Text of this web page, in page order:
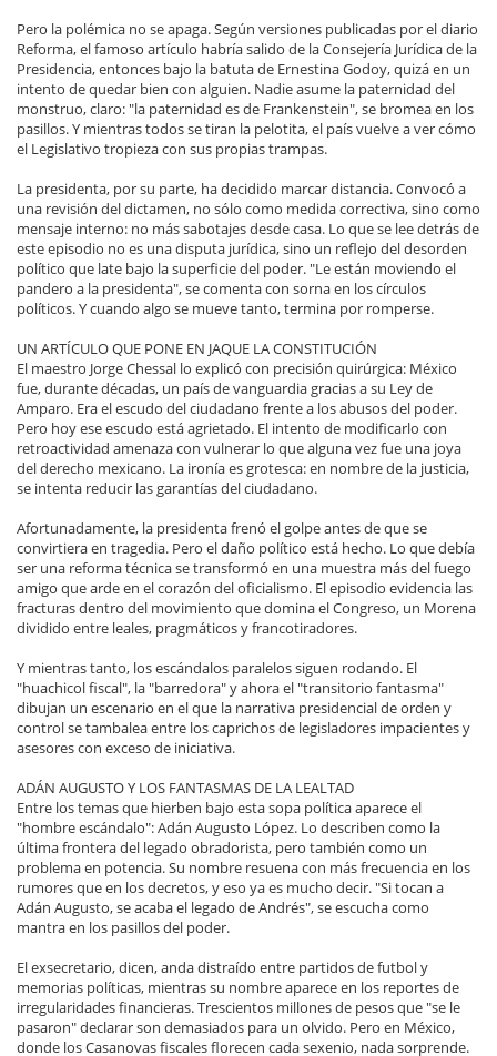
Pero la polémica no se apaga. Según versiones publicadas por el diario
Reforma, el famoso artículo habría salido de la Consejería Jurídica de la
Presidencia, entonces bajo la batuta de Ernestina Godoy, quizá en un
intento de quedar bien con alguien. Nadie asume la paternidad del
monstruo, claro: "la paternidad es de Frankenstein", se bromea en los
pasillos. Y mientras todos se tiran la pelotita, el país vuelve a ver cómo
el Legislativo tropieza con sus propias trampas.
La presidenta, por su parte, ha decidido marcar distancia. Convocó a
una revisión del dictamen, no sólo como medida correctiva, sino como
mensaje interno: no más sabotajes desde casa. Lo que se lee detrás de
este episodio no es una disputa jurídica, sino un reflejo del desorden
político que late bajo la superficie del poder. "Le están moviendo el
pandero a la presidenta", se comenta con sorna en los círculos
políticos. Y cuando algo se mueve tanto, termina por romperse.
UN ARTÍCULO QUE PONE EN JAQUE LA CONSTITUCIÓN
El maestro Jorge Chessal lo explicó con precisión quirúrgica: México
fue, durante décadas, un país de vanguardia gracias a su Ley de
Amparo. Era el escudo del ciudadano frente a los abusos del poder.
Pero hoy ese escudo está agrietado. El intento de modificarlo con
retroactividad amenaza con vulnerar lo que alguna vez fue una joya
del derecho mexicano. La ironía es grotesca: en nombre de la justicia,
se intenta reducir las garantías del ciudadano.
Afortunadamente, la presidenta frenó el golpe antes de que se
convirtiera en tragedia. Pero el daño político está hecho. Lo que debía
ser una reforma técnica se transformó en una muestra más del fuego
amigo que arde en el corazón del oficialismo. El episodio evidencia las
fracturas dentro del movimiento que domina el Congreso, un Morena
dividido entre leales, pragmáticos y francotiradores.
Y mientras tanto, los escándalos paralelos siguen rodando. El
"huachicol fiscal", la "barredora" y ahora el "transitorio fantasma"
dibujan un escenario en el que la narrativa presidencial de orden y
control se tambalea entre los caprichos de legisladores impacientes y
asesores con exceso de iniciativa.
ADÁN AUGUSTO Y LOS FANTASMAS DE LA LEALTAD
Entre los temas que hierben bajo esta sopa política aparece el
"hombre escándalo": Adán Augusto López. Lo describen como la
última frontera del legado obradorista, pero también como un
problema en potencia. Su nombre resuena con más frecuencia en los
rumores que en los decretos, y eso ya es mucho decir. "Si tocan a
Adán Augusto, se acaba el legado de Andrés", se escucha como
mantra en los pasillos del poder.
El exsecretario, dicen, anda distraído entre partidos de futbol y
memorias políticas, mientras su nombre aparece en los reportes de
irregularidades financieras. Trescientos millones de pesos que "se le
pasaron" declarar son demasiados para un olvido. Pero en México,
donde los Casanovas fiscales florecen cada sexenio, nada sorprende.